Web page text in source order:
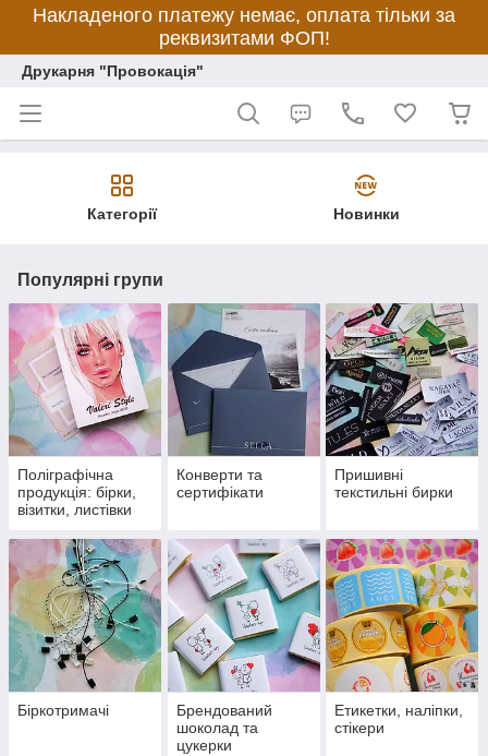
Накладеного платежу немає, оплата тільки за
реквизитами ФОП!
Друкарня "Провокація"
Категорії Новинки
Популярні групи
Поліграфічна
продукція: бірки,
візитки, листівки
Конверти та
сертифікати
Пришивні
текстильні бирки
Біркотримачі
Брендований
шоколад та
цукерки
Етикетки, наліпки,
стікери